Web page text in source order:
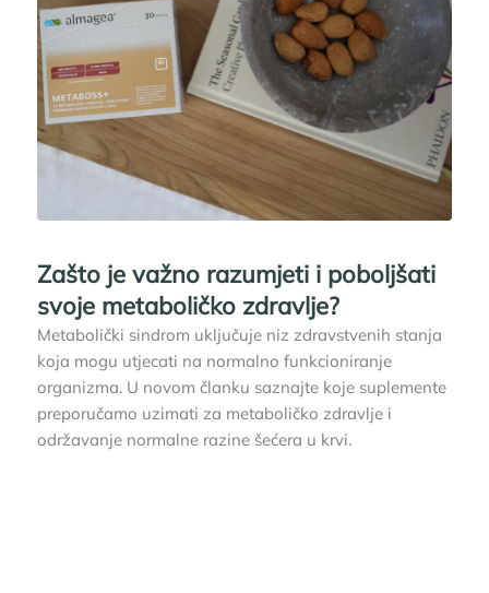
Zašto je važno razumjeti i poboljšati
svoje metaboličko zdravlje?
Metabolički sindrom uključuje niz zdravstvenih stanja
koja mogu utjecati na normalno funkcioniranje
organizma. U novom članku saznajte koje suplemente
preporučamo uzimati za metaboličko zdravlje i
održavanje normalne razine šećera u krvi.